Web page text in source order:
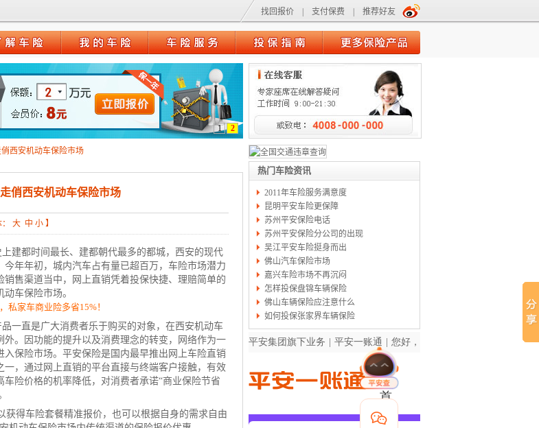
找回报价 支付保费 推荐好友
热门车险资讯
2011年车险服务满意度
昆明平安车险更保障
苏州平安保险电话
苏州平安保险分公司的出现
吴江平安车险挺身而出
佛山汽车保险市场
嘉兴车险市场不再沉闷
怎样投保盘锦车辆保险
佛山车辆保险应注意什么
如何投保张家界车辆保险
1 2
西安机动车保险市场
俏西安机动车保险市场
大 中 小 】
建都时间最长、建都朝代最多的都城，西安的现代
年年初，城内汽车占有量已超百万， 车险市场潜力
销售渠道当中，网上直销凭着投保快捷、理赔简单的
动车保险市场。
私家车商业险多省15%！
一直是广大消费者乐于购买的对象，在西安机动车
外。因功能的提升以及消费理念的转变，网络作为一
保险市场。 平安保险是国内最早推出 网上车险直销
一，通过网上直销的平台直接与终端客户接触，有效
车险价格的机率降低，对消费者承诺“商业保险节省
获得车险套餐精准报价，也可以根据自身的需求自由